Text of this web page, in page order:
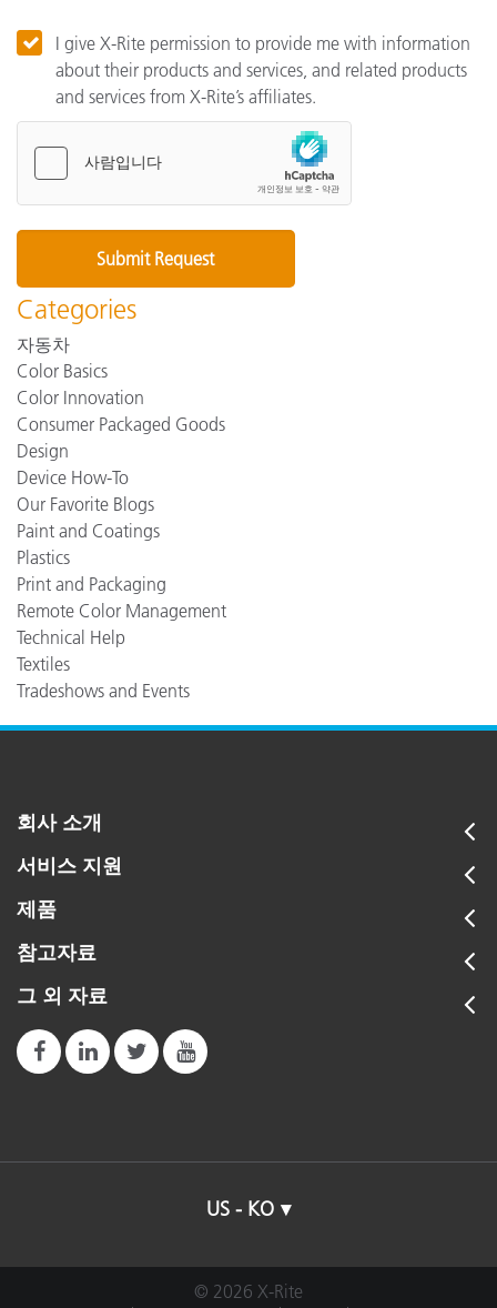
I give X-Rite permission to provide me with information
about their products and services, and related products
and services from X-Rite’s affiliates.
Categories
자동차
Color Basics
Color Innovation
Consumer Packaged Goods
Design
Device How-To
Our Favorite Blogs
Paint and Coatings
Plastics
Print and Packaging
Remote Color Management
Technical Help
Textiles
Tradeshows and Events
회사 소개
서비스 지원
제품
참고자료
그 외 자료
US - KO
© 2026 X-Rite